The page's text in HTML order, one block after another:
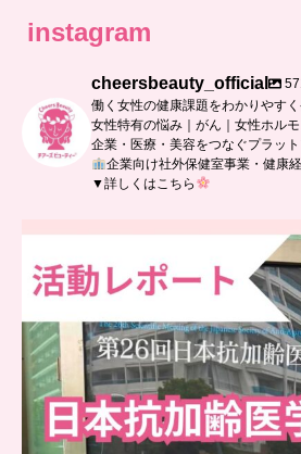
instagram
cheersbeauty_official
働く女性の健康課題をわかりやす
女性特有の悩み｜がん｜女性ホル
企業・医療・美容をつなぐプラッ
企業向け社外保健室事業・健康
▼詳しくはこちら
..
日本抗加齢医学会に参加し
0